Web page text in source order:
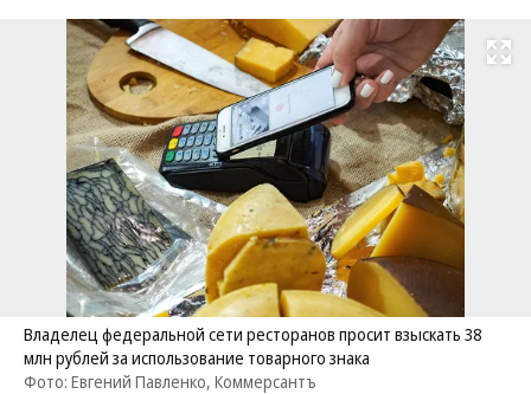
Развернуть
Владелец федеральной сети ресторанов просит взыскать 38
млн рублей за использование товарного знака
Фото: Евгений Павленко, Коммерсантъ